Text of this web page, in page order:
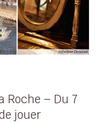
Roche – Du 7
jouer